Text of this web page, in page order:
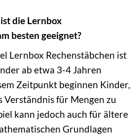
die Lernbox
besten geeignet?
Lernbox Rechenstäbchen ist
ab etwa 3-4 Jahren
Zeitpunkt beginnen Kinder,
Verständnis für Mengen zu
kann jedoch auch für ältere
Grundlagen